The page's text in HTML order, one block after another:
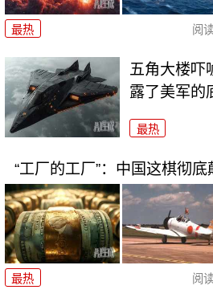
最热 阅
五角大楼吓
露了美军的
最热
“工厂的工厂”：中国这棋彻
最热 阅